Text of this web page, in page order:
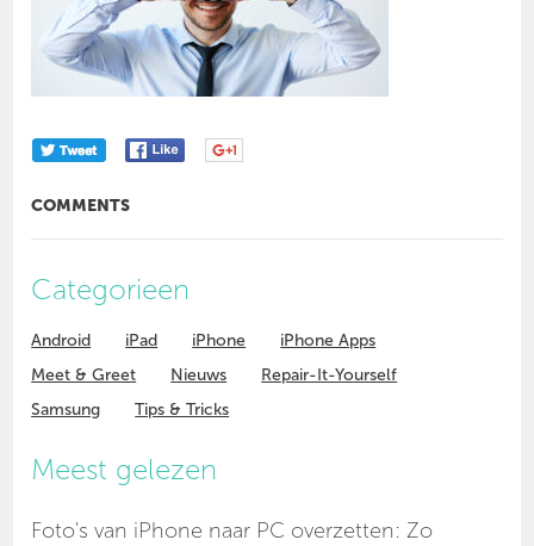
COMMENTS
Categorieen
Android iPad iPhone
iPhone Apps
Meet & Greet
Nieuws
Repair-It-Yourself
Samsung
Tips & Tricks
Meest gelezen
Foto's van iPhone naar PC overzetten: Zo